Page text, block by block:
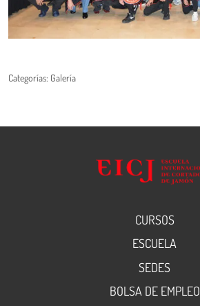
Categorías: Galería
CURSOS
ESCUELA
SEDES
BOLSA DE EMPLEO